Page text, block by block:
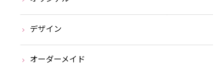
デザイン
オーダーメイド